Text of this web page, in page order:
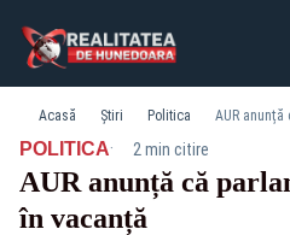
Acasă Știri Politica AUR
POLITICA· 2 min citire
AUR anunță că
în vacanță